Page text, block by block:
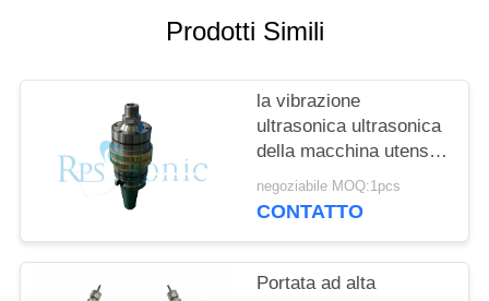
SULLA
PRIVACY
Prodotti Simili
la vibrazione
ultrasonica ultrasonica
della macchina utensile
20Khz ha assistito il
taglio del vetro
negoziabile MOQ:1pcs
CONTATTO
Portata ad alta